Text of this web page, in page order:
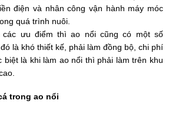
điện và nhân công vận hành máy móc
quá trình nuôi.
các ưu điểm thì ao nổi cũng có một số
là khó thiết kế, phải làm đồng bộ, chi phí
là khi làm ao nổi thì phải làm trên khu
trong ao nổi